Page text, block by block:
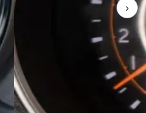
2018 · 95.327 km · Benzine ·
Carteam Edward Smit Auto's ·
Oudkarspel
)
Bekijk aanbieding →
Vergelijk
›